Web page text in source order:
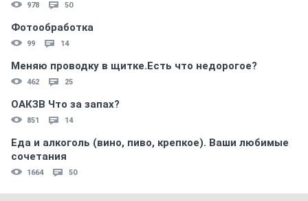
978 50
Фотообработка
99 14
Меняю проводку в щитке.Есть что недорогое?
462 25
ОАКЗВ Что за запах?
851 14
Еда и алкоголь (вино, пиво, крепкое). Ваши любимые
сочетания
1664 50